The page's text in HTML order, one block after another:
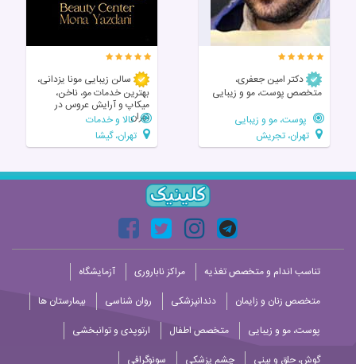
دکتر امین جعفری،
متخصص پوست، مو و زیبایی
پوست، مو و زیبایی
تهران، تجریش
سالن زیبایی مونا یزدانی،
بهترین خدمات مو، ناخن،
میکاپ و آرایش عروس در
تهرانکالا و خدمات
تهران، گیشا
تناسب اندام و متخصص تغذیه مراکز ناباروری
آزمایشگاه
متخصص زنان و زایمان
دندانپزشکی روان شناسی
بیمارستان ها
پوست، مو و زیبایی
متخصص اطفال
ارتوپدی و توانبخشی
گوش، حلق و بینی
چشم پزشکی سونوگرافی